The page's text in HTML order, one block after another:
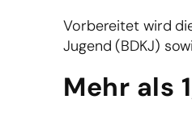
Vorbereitet wird
Jugend (BDKJ)
Mehr als